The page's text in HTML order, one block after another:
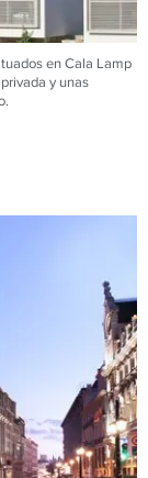
en Cala Lamp
y unas